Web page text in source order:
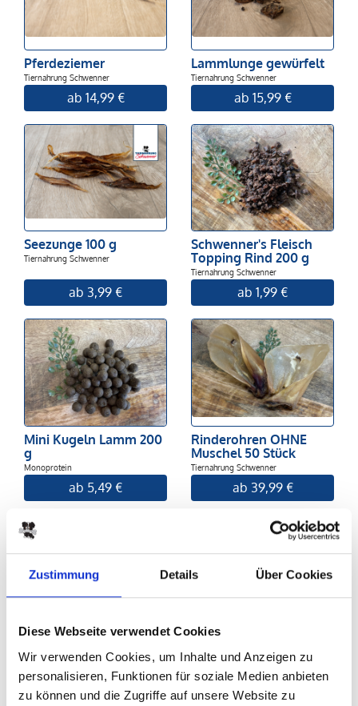
Zustimmung Details Über Cookies
Diese Webseite verwendet Cookies
Wir verwenden Cookies, um Inhalte und Anzeigen zu
personalisieren, Funktionen für soziale Medien anbieten
zu können und die Zugriffe auf unsere Website zu
Zu den Produkten
Pferdeziemer
Tiernahrung Schwenner
ab 14,99 €
Lammlunge gewürfelt
Tiernahrung Schwenner
ab 15,99 €
Seezunge 100 g
Tiernahrung Schwenner
ab 3,99 €
Schwenner's Fleisch
Topping Rind 200 g
Tiernahrung Schwenner
ab 1,99 €
Mini Kugeln Lamm 200
g
Monoprotein
ab 5,49 €
Rinderohren OHNE
Muschel 50 Stück
Tiernahrung Schwenner
ab 39,99 €